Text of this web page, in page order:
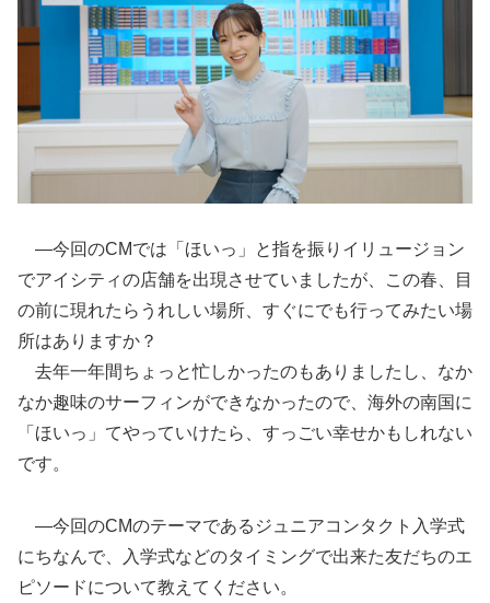
―今回のCMでは「ほいっ」と指を振りイリュージョン
でアイシティの店舗を出現させていましたが、この春、目
の前に現れたらうれしい場所、すぐにでも行ってみたい場
所はありますか？
去年一年間ちょっと忙しかったのもありましたし、なか
なか趣味のサーフィンができなかったので、海外の南国に
「ほいっ」てやっていけたら、すっごい幸せかもしれない
です。
―今回のCMのテーマであるジュニアコンタクト入学式
にちなんで、入学式などのタイミングで出来た友だちのエ
ピソードについて教えてください。